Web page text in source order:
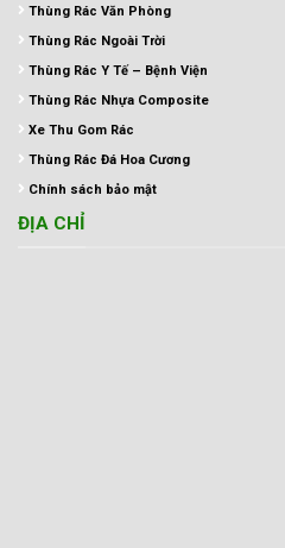
Thùng Rác Văn Phòng
Thùng Rác Ngoài Trời
Thùng Rác Y Tế – Bệnh Viện
Thùng Rác Nhựa Composite
Xe Thu Gom Rác
Thùng Rác Đá Hoa Cương
Chính sách bảo mật
ĐỊA CHỈ